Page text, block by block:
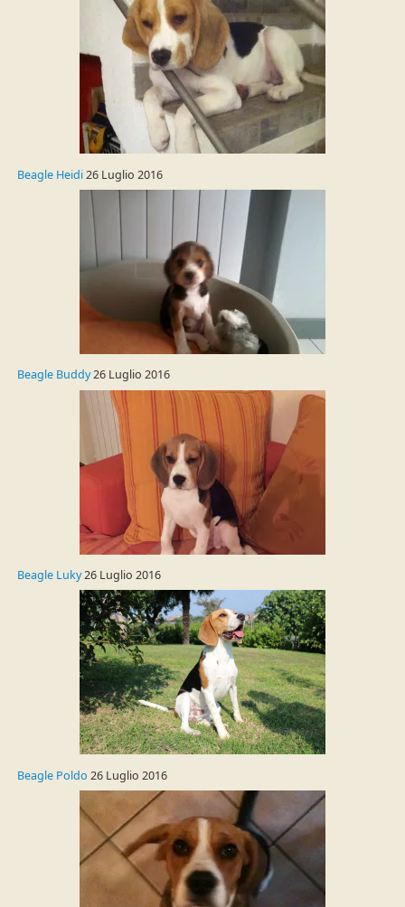
Beagle Heidi26 Luglio 2016
Beagle Buddy26 Luglio 2016
Beagle Luky26 Luglio 2016
Beagle Poldo 26 Luglio 2016